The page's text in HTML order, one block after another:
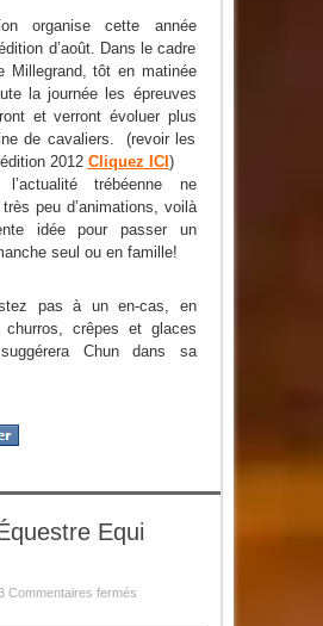
organise cette année
d’août. Dans le cadre
Millegrand, tôt en matinée
la journée les épreuves
et verront évoluer plus
de cavaliers. (revoir les
2012 Cliquez ICI )
trébéenne ne
peu d’animations, voilà
idée pour passer un
seul ou en famille!
pas à un en-cas, en
churros, crêpes et glaces
Chun dans sa
Equi
Commentaires ferméssur